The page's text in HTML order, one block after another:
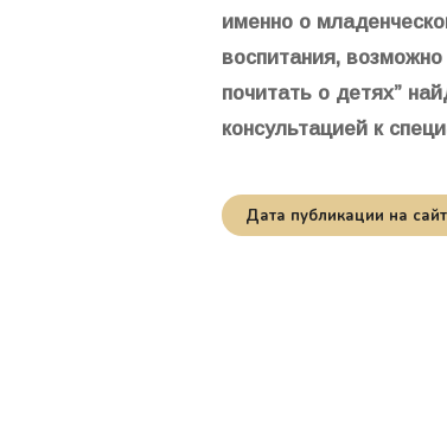
именно о
воспитания,
почитать о детях”
консультацией к
Дата публикации на